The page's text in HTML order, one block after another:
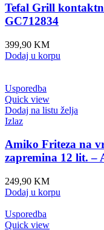
Tefal Grill
GC712834
399,90 KM
Dodaj u korpu
Usporedba
Quick view
Dodaj na listu želja
Izlaz
Amiko Friteza na
zapremina 12 lit. –
249,90 KM
Dodaj u korpu
Usporedba
Quick view